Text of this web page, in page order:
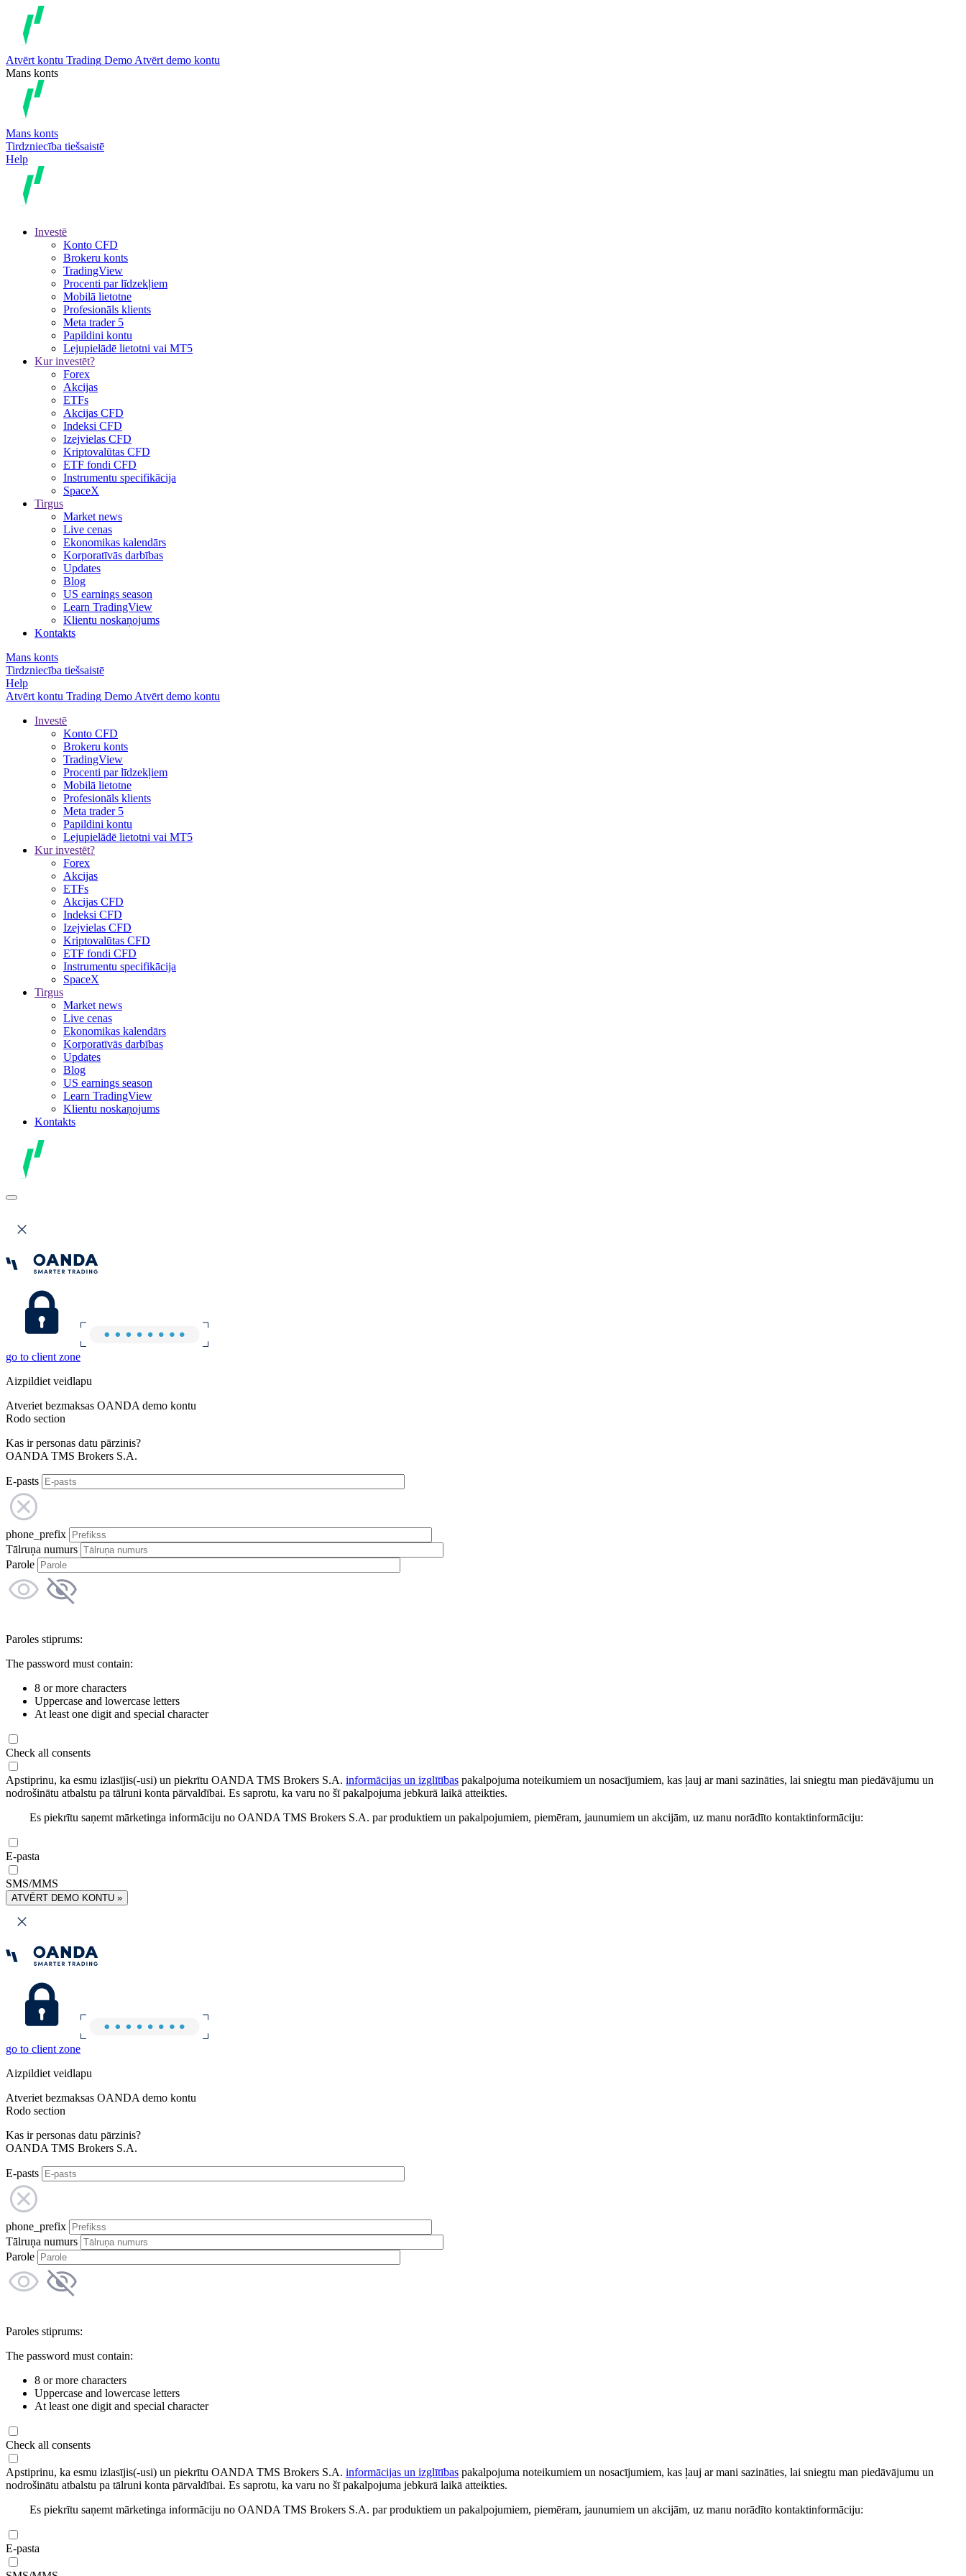
Atvērt kontu Trading Demo Atvērt demo kontu
Mans konts
Mans konts
Tirdzniecība tiešsaistē
Help
Investē
Konto CFD
Brokeru konts
TradingView
Procenti par līdzekļiem
Mobilā lietotne
Profesionāls klients
Meta trader 5
Papildini kontu
Lejupielādē lietotni vai MT5
Kur investēt?
Forex
Akcijas
ETFs
Akcijas CFD
Indeksi CFD
Izejvielas CFD
Kriptovalūtas CFD
ETF fondi CFD
Instrumentu specifikācija
SpaceX
Tirgus
Market news
Live cenas
Ekonomikas kalendārs
Korporatīvās darbības
Updates
Blog
US earnings season
Learn TradingView
Klientu noskaņojums
Kontakts
Mans konts
Tirdzniecība tiešsaistē
Help
Atvērt kontu Trading Demo Atvērt demo kontu
Investē
Konto CFD
Brokeru konts
TradingView
Procenti par līdzekļiem
Mobilā lietotne
Profesionāls klients
Meta trader 5
Papildini kontu
Lejupielādē lietotni vai MT5
Kur investēt?
Forex
Akcijas
ETFs
Akcijas CFD
Indeksi CFD
Izejvielas CFD
Kriptovalūtas CFD
ETF fondi CFD
Instrumentu specifikācija
SpaceX
Tirgus
Market news
Live cenas
Ekonomikas kalendārs
Korporatīvās darbības
Updates
Blog
US earnings season
Learn TradingView
Klientu noskaņojums
Kontakts
go to client zone
Aizpildiet veidlapu
Atveriet bezmaksas OANDA demo kontu
Rodo section
Kas ir personas datu pārzinis?
OANDA TMS Brokers S.A.
E-pasts
phone_prefix
Tālruņa numurs
Parole
Paroles stiprums:
The password must contain:
8 or more characters
Uppercase and lowercase letters
At least one digit and special character
Check all consents
Apstiprinu, ka esmu izlasījis(-usi) un piekrītu OANDA TMS Brokers S.A. informācijas un izglītības pakalpojuma noteikumiem un nosacījumiem, kas ļauj ar mani sazināties, lai sniegtu man piedāvājumu un
nodrošinātu atbalstu pa tālruni konta pārvaldībai. Es saprotu, ka varu no šī pakalpojuma jebkurā laikā atteikties.
Es piekrītu saņemt mārketinga informāciju no OANDA TMS Brokers S.A. par produktiem un pakalpojumiem, piemēram, jaunumiem un akcijām, uz manu norādīto kontaktinformāciju:
E-pasta
SMS/MMS
ATVĒRT DEMO KONTU »
go to client zone
Aizpildiet veidlapu
Atveriet bezmaksas OANDA demo kontu
Rodo section
Kas ir personas datu pārzinis?
OANDA TMS Brokers S.A.
E-pasts
phone_prefix
Tālruņa numurs
Parole
Paroles stiprums:
The password must contain:
8 or more characters
Uppercase and lowercase letters
At least one digit and special character
Check all consents
Apstiprinu, ka esmu izlasījis(-usi) un piekrītu OANDA TMS Brokers S.A. informācijas un izglītības pakalpojuma noteikumiem un nosacījumiem, kas ļauj ar mani sazināties, lai sniegtu man piedāvājumu un
nodrošinātu atbalstu pa tālruni konta pārvaldībai. Es saprotu, ka varu no šī pakalpojuma jebkurā laikā atteikties.
Es piekrītu saņemt mārketinga informāciju no OANDA TMS Brokers S.A. par produktiem un pakalpojumiem, piemēram, jaunumiem un akcijām, uz manu norādīto kontaktinformāciju:
E-pasta